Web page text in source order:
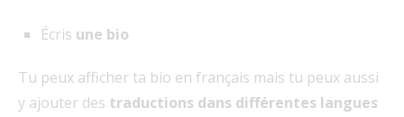
Écris une bio
Tu peux afficher ta bio en français mais tu peux aussi
y ajouter des traductions dans différentes langues